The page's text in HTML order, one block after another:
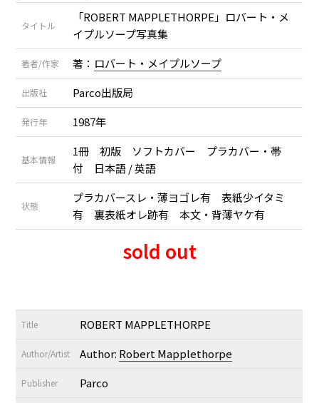
タイトル
「ROBERT MAPPLETHORPE」ロバート・メ
イプルソープ写真集
著者/作家 著： ロバート・メイプルソープ
出版社 Parco出版局
発行年 1987年
基本情報
1冊 初版 ソフトカバー プラカバー・帯
付 日本語 / 英語
状態
プラカバースレ・薄ヨゴレ有 表紙少イタミ
有 裏表紙オレ跡有 本文・背薄ヤケ有
sold out
Title ROBERT MAPPLETHORPE
Author/Artist Author: Robert Mapplethorpe
Publisher Parco